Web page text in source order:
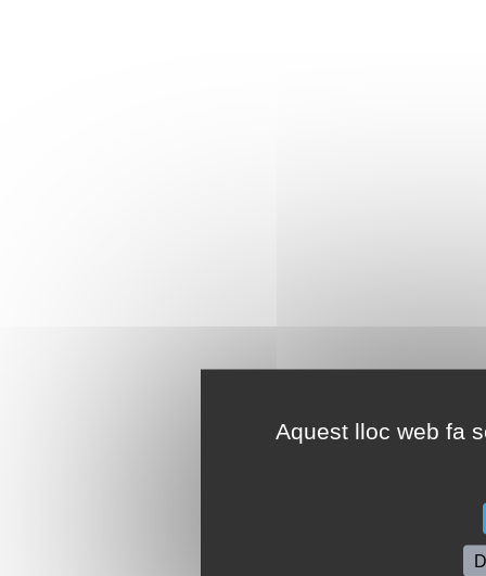
Aquest lloc web fa